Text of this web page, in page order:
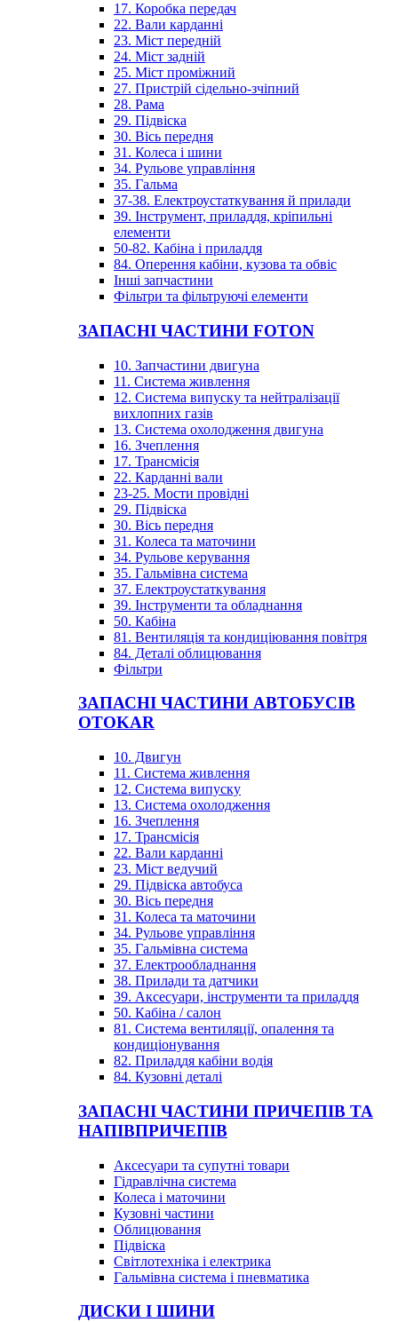
17. Коробка передач
22. Вали карданні
23. Міст передній
24. Міст задній
25. Міст проміжний
27. Пристрій сідельно-зчіпний
28. Рама
29. Підвіска
30. Вісь передня
31. Колеса і шини
34. Рульове управління
35. Гальма
37-38. Електроустаткування й прилади
39. Інструмент, приладдя, кріпильні
елементи
50-82. Кабіна і приладдя
84. Оперення кабіни, кузова та обвіс
Інші запчастини
Фільтри та фільтруючі елементи
ЗАПАСНІ ЧАСТИНИ FOTON
10. Запчастини двигуна
11. Система живлення
12. Система випуску та нейтралізації
вихлопних газів
13. Система охолодження двигуна
16. Зчеплення
17. Трансмісія
22. Карданні вали
23-25. Мости провідні
29. Підвіска
30. Вісь передня
31. Колеса та маточини
34. Рульове керування
35. Гальмівна система
37. Електроустаткування
39. Інструменти та обладнання
50. Кабіна
81. Вентиляція та кондиціювання повітря
84. Деталі облицювання
Фільтри
ЗАПАСНІ ЧАСТИНИ АВТОБУСІВ
OTOKAR
10. Двигун
11. Система живлення
12. Система випуску
13. Система охолодження
16. Зчеплення
17. Трансмісія
22. Вали карданні
23. Міст ведучий
29. Підвіска автобуса
30. Вісь передня
31. Колеса та маточини
34. Рульове управління
35. Гальмівна система
37. Електрообладнання
38. Прилади та датчики
39. Аксесуари, інструменти та приладдя
50. Кабіна / салон
81. Система вентиляції, опалення та
кондиціонування
82. Приладдя кабіни водія
84. Кузовні деталі
ЗАПАСНІ ЧАСТИНИ ПРИЧЕПІВ ТА
НАПІВПРИЧЕПІВ
Аксесуари та супутні товари
Гідравлічна система
Колеса і маточини
Кузовні частини
Облицювання
Підвіска
Світлотехніка і електрика
Гальмівна система і пневматика
ДИСКИ І ШИНИ